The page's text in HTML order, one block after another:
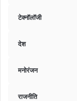
टेक्नॉलॉजी
देश
मनोरंजन
राजनीति